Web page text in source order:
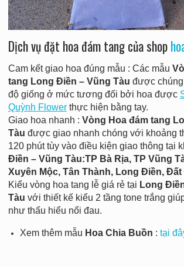
Dịch vụ đặt hoa đám tang của shop
Cam kết giao hoa đúng mẫu : Các mẫu
tang Long Điền – Vũng Tàu được
độ giống ở mức tương đối bởi hoa được
Quỳnh Flowerthực hiện bằng tay.
Giao hoa nhanh : Vòng Hoa đám tang
Tàu được giao nhanh chóng với khoảng
120 phút tùy vào điều kiện giao thông tại
Điền – Vũng Tàu:TP Bà Rịa, TP Vũng
Xuyên Mộc, Tân Thành, Long Điền,
Kiểu vòng hoa tang lễ giá rẻ tại Long
Tàu với thiết kế kiểu 2 tầng tone trắng
như thấu hiểu nổi đau.
Xem thêm mẫu Hoa Chia Buồn : tại